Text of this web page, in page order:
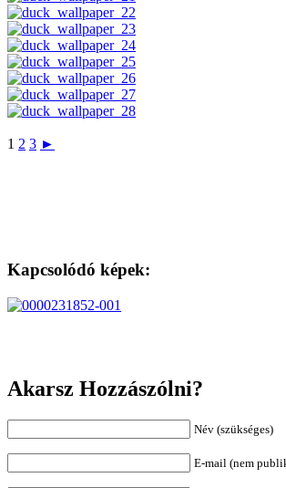
1 2 3 ►
Kapcsolódó képek:
Akarsz Hozzászólni?
Név (szükséges)
E-mail (nem